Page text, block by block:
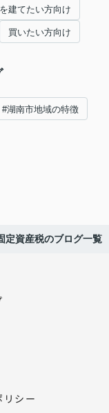
建てたい方向け
買いたい方向け
#湖南市地域の特徴
定資産税のブログ一覧
リシー